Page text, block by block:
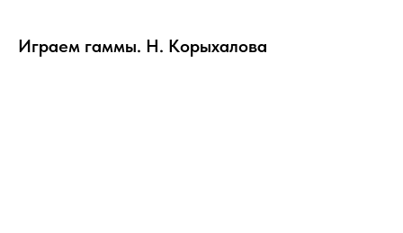
Играем гаммы. Н. Корыхалова